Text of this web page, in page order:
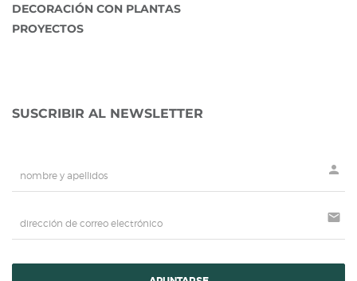
DECORACIÓN CON PLANTAS
PROYECTOS
SUSCRIBIR AL NEWSLETTER
person
mail